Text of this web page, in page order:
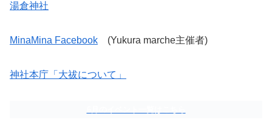
湯倉神社
MinaMina Facebook (Yukura marche主催者)
神社本庁「大祓について」